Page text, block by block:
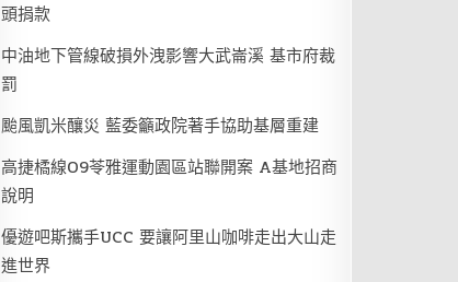
頭捐款
中油地下管線破損外洩影響大武崙溪 基市府裁
罰
颱風凱米釀災 藍委籲政院著手協助基層重建
高捷橘線O9苓雅運動園區站聯開案 A基地招商
說明
優遊吧斯攜手UCC 要讓阿里山咖啡走出大山走
進世界